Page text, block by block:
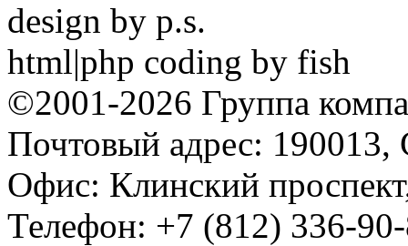
design by p.s.
html|php coding by fish
©2001-2026 Группа
Почтовый адрес: 190013,
Офис: Клинский
Телефон: +7 (812) 336-